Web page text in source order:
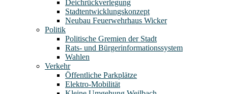
Deichrückverlegung
Stadtentwicklungskonzept
Neubau Feuerwehrhaus Wicker
Politik
Politische Gremien der Stadt
Rats- und Bürgerinformationssystem
Wahlen
Verkehr
Öffentliche Parkplätze
Elektro-Mobilität